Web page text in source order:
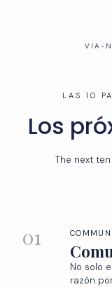
VIA-
LAS 10
Los
The next ten
01
No solo
razón